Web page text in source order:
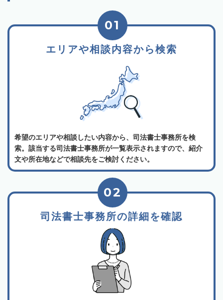
エリアや相談内容から検索
01
希望のエリアや相談したい内容から、司法書士事務所を検
索。該当する司法書士事務所が一覧表示されますので、紹介
文や所在地などで相談先をご検討ください。
司法書士事務所の詳細を確認
02